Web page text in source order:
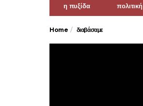
η πυξίδα πολιτική
Home διαβάσαμε